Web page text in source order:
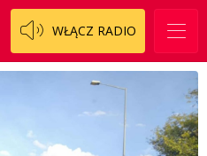
WŁĄCZ RADIO